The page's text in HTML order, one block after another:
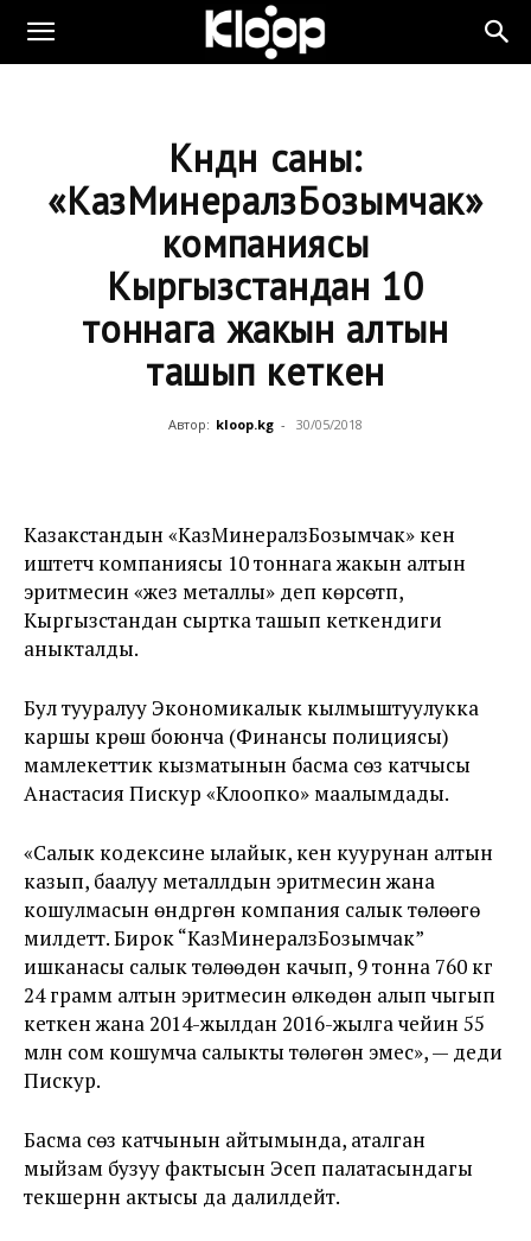
Күндүн саны:
«КазМинералзБозымчак»
компаниясы
Кыргызстандан 10
тоннага жакын алтын
ташып кеткен
Автор: kloop.kg - 30/05/2018
Казакстандын «КазМинералзБозымчак» кен
иштетүүчү компаниясы 10 тоннага жакын алтын
эритмесин «жез металлы» деп көрсөтүп,
Кыргызстандан сыртка ташып кеткендиги
аныкталды.
Бул тууралуу Экономикалык кылмыштуулукка
каршы күрөшүү боюнча (Финансы полициясы)
мамлекеттик кызматынын басма сөз катчысы
Анастасия Пискур «Клоопко» маалымдады.
«Салык кодексине ылайык, кен куурунан алтын
казып, баалуу металлдын эритмесин жана
кошулмасын өндүргөн компания салык төлөөгө
милдеттүү. Бирок “КазМинералзБозымчак”
ишканасы салык төлөөдөн качып, 9 тонна 760 кг
24 грамм алтын эритмесин өлкөдөн алып чыгып
кеткен жана 2014-жылдан 2016-жылга чейин 55
млн сом кошумча салыкты төлөгөн эмес», — деди
Пискур.
Басма сөз катчынын айтымында, аталган
мыйзам бузуу фактысын Эсеп палатасындагы
текшерүүнүн актысы да далилдейт.